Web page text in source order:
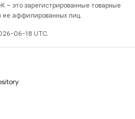
– это зарегистрированные товарные
ее аффилированных лиц.
06-18 UTC.